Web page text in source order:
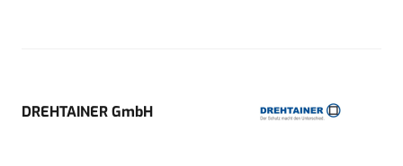
DREHTAINER GmbH